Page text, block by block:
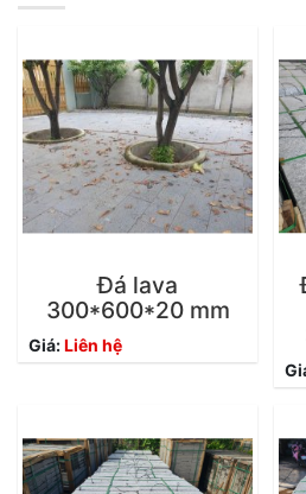
Đá lava
300*600*20 mm
Giá:Liên hệ